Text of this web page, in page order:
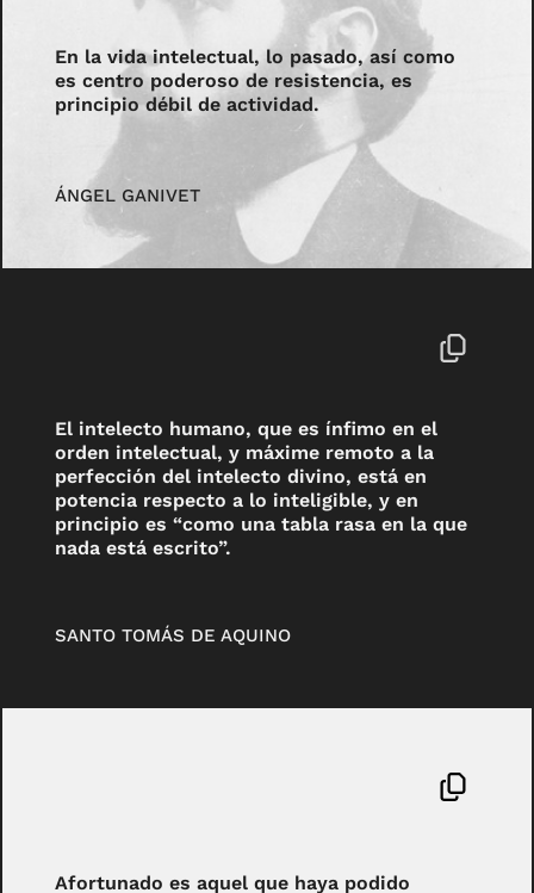
En la vida intelectual, lo pasado, así como
es centro poderoso de resistencia, es
principio débil de actividad.
ÁNGEL GANIVET
El intelecto humano, que es ínfimo en el
orden intelectual, y máxime remoto a la
perfección del intelecto divino, está en
potencia respecto a lo inteligible, y en
principio es “como una tabla rasa en la que
nada está escrito”.
SANTO TOMÁS DE AQUINO
Afortunado es aquel que haya podido